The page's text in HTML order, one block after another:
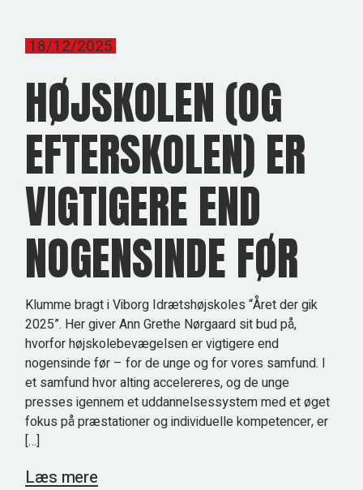
18/12/2025
HØJSKOLEN (OG
EFTERSKOLEN) ER
VIGTIGERE END
NOGENSINDE FØR
Klumme bragt i Viborg Idrætshøjskoles “Året der gik
2025”. Her giver Ann Grethe Nørgaard sit bud på,
hvorfor højskolebevægelsen er vigtigere end
nogensinde før – for de unge og for vores samfund. I
et samfund hvor alting accelereres, og de unge
presses igennem et uddannelsessystem med et øget
fokus på præstationer og individuelle kompetencer, er
[…]
Læs mere